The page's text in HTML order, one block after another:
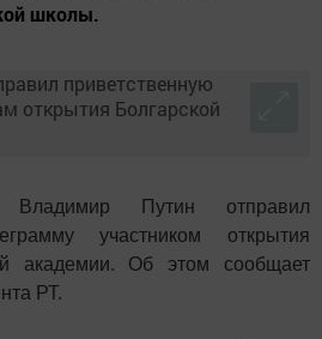
школы.
Владимир Путин отправил
участником открытия
академии. Об этом сообщает
РТ.